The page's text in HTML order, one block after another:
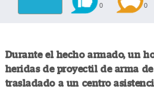
0 0
Durante el hecho armado, un
heridas de proyectil de arma
trasladado a un centro